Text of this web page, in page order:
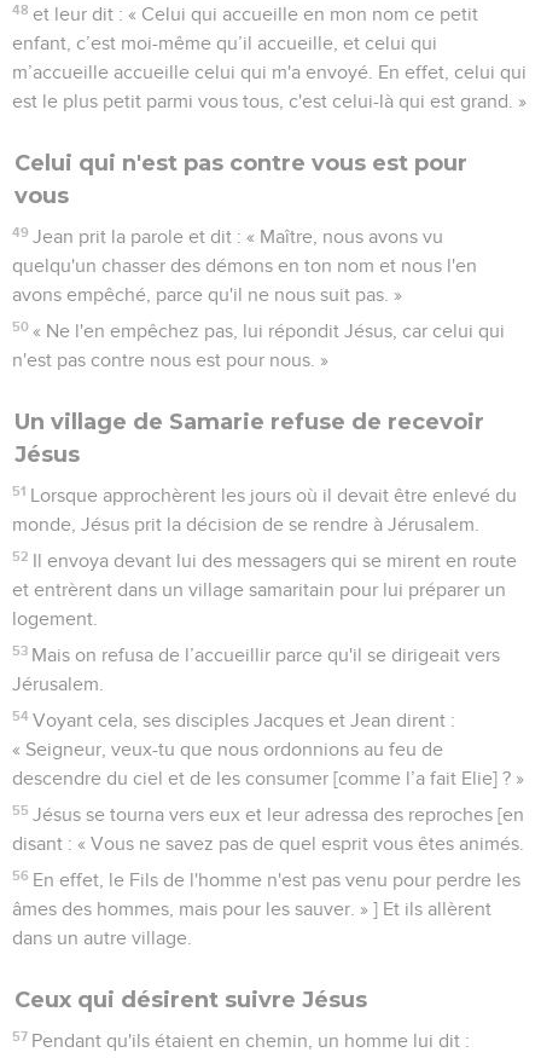
48 et leur dit : « Celui qui accueille en mon nom ce petit
enfant, c’est moi-même qu’il accueille, et celui qui
m’accueille accueille celui qui m'a envoyé. En effet, celui qui
est le plus petit parmi vous tous, c'est celui-là qui est grand. »
Celui qui n'est pas contre vous est pour
vous
49 Jean prit la parole et dit : « Maître, nous avons vu
quelqu'un chasser des démons en ton nom et nous l'en
avons empêché, parce qu'il ne nous suit pas. »
50 « Ne l'en empêchez pas, lui répondit Jésus, car celui qui
n'est pas contre nous est pour nous. »
Un village de Samarie refuse de recevoir
Jésus
51 Lorsque approchèrent les jours où il devait être enlevé du
monde, Jésus prit la décision de se rendre à Jérusalem.
52 Il envoya devant lui des messagers qui se mirent en route
et entrèrent dans un village samaritain pour lui préparer un
logement.
53 Mais on refusa de l’accueillir parce qu'il se dirigeait vers
Jérusalem.
54 Voyant cela, ses disciples Jacques et Jean dirent :
« Seigneur, veux-tu que nous ordonnions au feu de
descendre du ciel et de les consumer [comme l’a fait Elie] ? »
55 Jésus se tourna vers eux et leur adressa des reproches [en
disant : « Vous ne savez pas de quel esprit vous êtes animés.
56 En effet, le Fils de l'homme n'est pas venu pour perdre les
âmes des hommes, mais pour les sauver. » ] Et ils allèrent
dans un autre village.
Ceux qui désirent suivre Jésus
57 Pendant qu'ils étaient en chemin, un homme lui dit :